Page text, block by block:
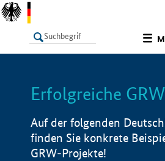
LISTE
Erfolgreiche
Auf der folgenden
finden Sie konkrete
GRW-Projekte!